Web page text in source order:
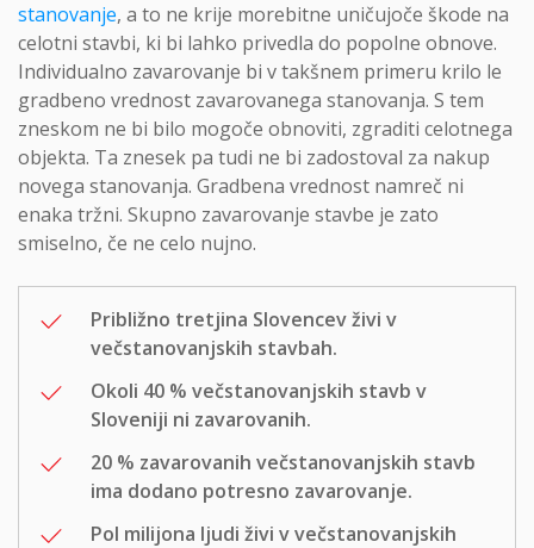
stanovanje, a to ne krije morebitne uničujoče škode na
celotni stavbi, ki bi lahko privedla do popolne obnove.
Individualno zavarovanje bi v takšnem primeru krilo le
gradbeno vrednost zavarovanega stanovanja. S tem
zneskom ne bi bilo mogoče obnoviti, zgraditi celotnega
objekta. Ta znesek pa tudi ne bi zadostoval za nakup
novega stanovanja. Gradbena vrednost namreč ni
enaka tržni. Skupno zavarovanje stavbe je zato
smiselno, če ne celo nujno.
Približno tretjina Slovencev živi v
večstanovanjskih stavbah.
Okoli 40 % večstanovanjskih stavb v
Sloveniji ni zavarovanih.
20 % zavarovanih večstanovanjskih stavb
ima dodano potresno zavarovanje.
Pol milijona ljudi živi v večstanovanjskih